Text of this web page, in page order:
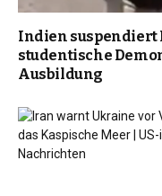
Indien suspendiert
studentische
Ausbildung